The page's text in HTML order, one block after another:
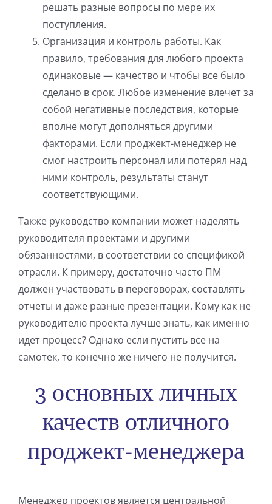
решать разные вопросы по мере их
поступления.
Организация и контроль работы. Как
правило, требования для любого проекта
одинаковые — качество и чтобы все было
сделано в срок. Любое изменение влечет за
собой негативные последствия, которые
вполне могут дополняться другими
факторами. Если проджект-менеджер не
смог настроить персонал или потерял над
ними контроль, результаты станут
соответствующими.
Также руководство компании может наделять
руководителя проектами и другими
обязанностями, в соответствии со спецификой
отрасли. К примеру, достаточно часто ПМ
должен участвовать в переговорах, составлять
отчеты и даже разные презентации. Кому как не
руководителю проекта лучше знать, как именно
идет процесс? Однако если пустить все на
самотек, то конечно же ничего не получится.
3 основных личных
качеств отличного
проджект-менеджера
Менеджер проектов является центральной